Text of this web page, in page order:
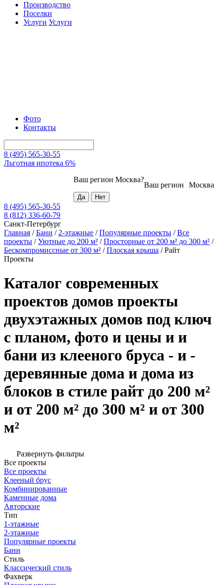
Производство
Поселки
Услуги Услуги
Фото
Контакты
8 (495) 565-30-55
Льготная ипотека 6%
Москва
Ваш регион
Ваш регион Москва?
8 (495) 565-30-55
8 (812) 336-60-79
Санкт-Петербург
Главная /Бани / 2-этажные /Популярные проекты /Все
проекты /Уютные до 200 м² /Просторные от 200 м² до 300 м² /
Бескомпромиссные от 300 м² /Плоская крыша /Райт
Проекты
Каталог современных
проектов домов проекты
двухэтажных домов под ключ
с планом, фото и цены и и
бани из клееного бруса - и -
деревянные дома и дома из
блоков в стиле райт до 200 м²
и от 200 м² до 300 м² и от 300
м²
Развернуть фильтры
Все проекты
Все проекты
Клееный брус
Комбинированные
Каменные дома
Авторские
Тип
1-этажные
2-этажные
Популярные проекты
Бани
Стиль
Классический стиль
Фахверк